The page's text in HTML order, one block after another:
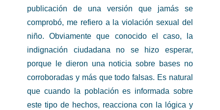
publicación de una versión que jamás se
comprobó, me refiero a la violación sexual del
niño. Obviamente que conocido el caso, la
indignación ciudadana no se hizo esperar,
porque le dieron una noticia sobre bases no
corroboradas y más que todo falsas. Es natural
que cuando la población es informada sobre
este tipo de hechos, reacciona con la lógica y